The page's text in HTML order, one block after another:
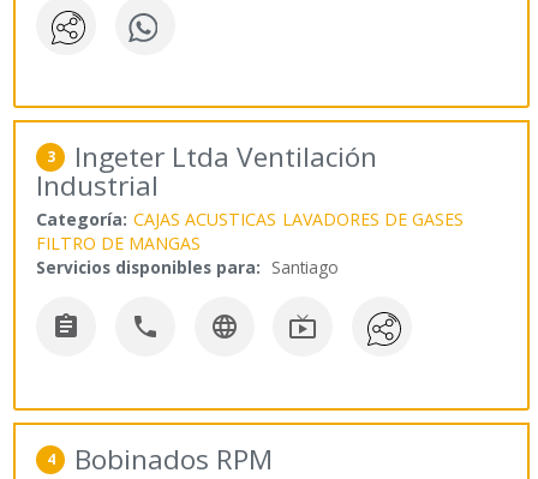
3 Ingeter Ltda Ventilación
Industrial
Categoría: CAJAS ACUSTICAS LAVADORES DE GASES
FILTRO DE MANGAS
Servicios disponibles para: Santiago
   
4 Bobinados RPM